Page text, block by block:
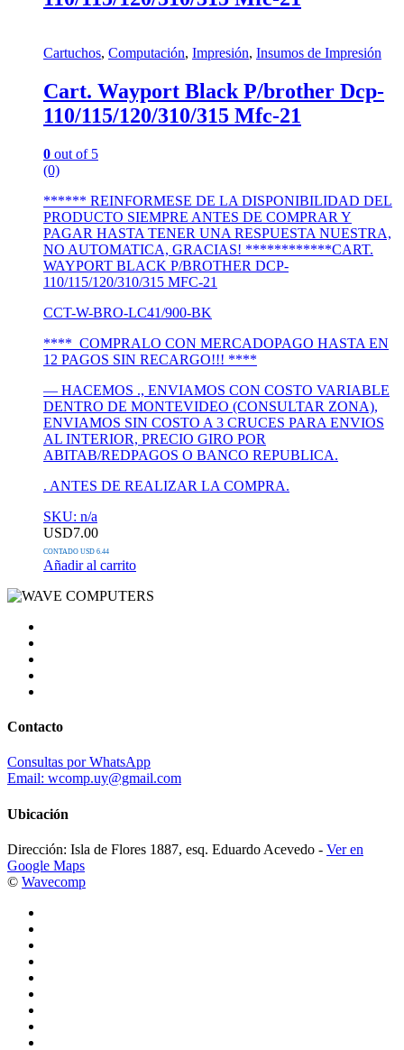
Cartuchos, Computación, Impresión, Insumos de Impresión
Cart. Wayport Black P/brother Dcp-
110/115/120/310/315 Mfc-21
0 out of 5
(0)
****** REINFORMESE DE LA DISPONIBILIDAD DEL
PRODUCTO SIEMPRE ANTES DE COMPRAR Y
PAGAR HASTA TENER UNA RESPUESTA NUESTRA,
NO AUTOMATICA, GRACIAS! ************CART.
WAYPORT BLACK P/BROTHER DCP-
110/115/120/310/315 MFC-21
CCT-W-BRO-LC41/900-BK
**** COMPRALO CON MERCADOPAGO HASTA EN
12 PAGOS SIN RECARGO!!! ****
— HACEMOS ., ENVIAMOS CON COSTO VARIABLE
DENTRO DE MONTEVIDEO (CONSULTAR ZONA),
ENVIAMOS SIN COSTO A 3 CRUCES PARA ENVIOS
AL INTERIOR, PRECIO GIRO POR
ABITAB/REDPAGOS O BANCO REPUBLICA.
. ANTES DE REALIZAR LA COMPRA.
SKU: n/a
USD7.00
CONTADO USD 6.44
Añadir al carrito
Contacto
Consultas por WhatsApp
Email: wcomp.uy@gmail.com
Ubicación
Dirección: Isla de Flores 1887, esq. Eduardo Acevedo - Ver en
Google Maps
© Wavecomp